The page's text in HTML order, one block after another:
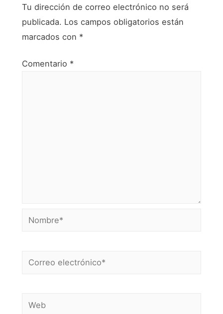
Tu dirección de correo electrónico no será
publicada. Los campos obligatorios están
marcados con *
Comentario *
Nombre*
Correo
Web